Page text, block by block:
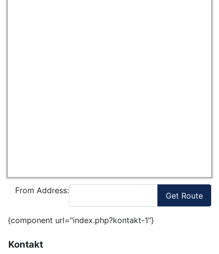
From Address:
{component url="index.php?kontakt-1"}
Kontakt